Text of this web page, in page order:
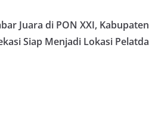
Juara di PON XXI, Kabupaten
Siap Menjadi Lokasi Pelatda